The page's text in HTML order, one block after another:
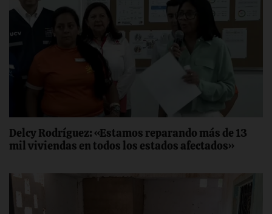
Delcy Rodríguez: «Estamos reparando más de 13
mil viviendas en todos los estados afectados»